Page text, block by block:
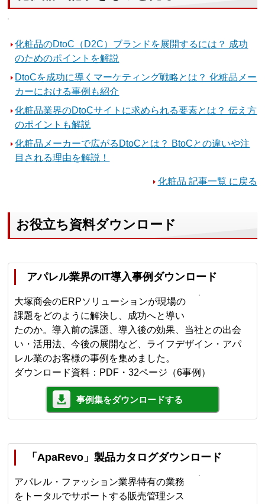
化粧品のDtoC（D2C）ブランドを展開するには？ 成功
のためのポイントを解説
DtoCを成功に導くマーケティング戦略とは？ 化粧品メー
カーにおける事例も紹介
化粧品業界のDtoCサイトに求められる要素とは？ 伝え方
のポイントも解説
化粧品メーカーで広がるDtoCとは？ BtoCとの違いや注
目される理由を解説！
化粧品 記事一覧 に戻る
お役立ち資料ダウンロード
アパレル業界のIT導入事例ダウンロード
大塚商会のERPソリューションが現場の
課題をどのように解決し、成功へと導い
たのか。導入前の課題、導入後の効果、当社との出会
い・活用法、今後の展開など、ライフデザイン・アパ
レル業のお客様の事例を集めました。
ダウンロード資料：PDF・32ページ（6事例）
事例集をダウンロードする
「ApaRevo」製品カタログダウンロード
アパレル・ファッション業界特有の業務
をトータルでサポートする販売管理シス